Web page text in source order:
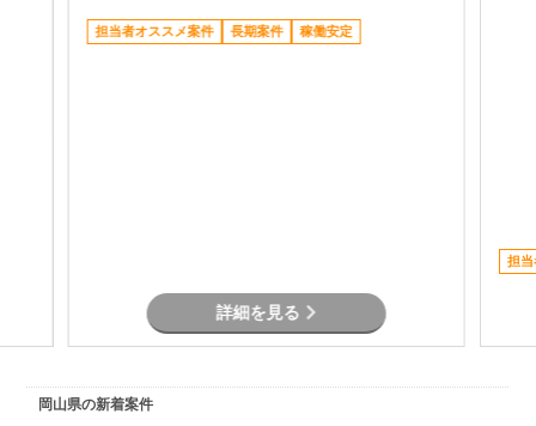
担当者オススメ案件 長期案件 稼働安定
詳細を見る
担当
岡山県の新着案件